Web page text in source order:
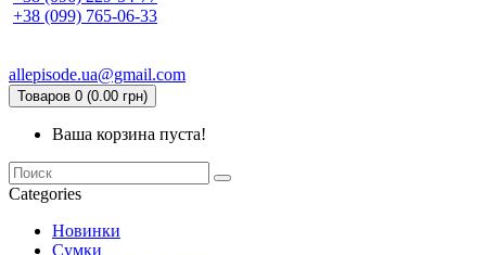
+38 (099) 765-06-33
allepisode.ua@gmail.com
Товаров 0 (0.00 грн)
Ваша корзина пуста!
Categories
Новинки
Сумки